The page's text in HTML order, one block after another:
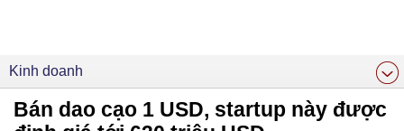
Kinh doanh
Bán dao cạo 1 USD, startup này được